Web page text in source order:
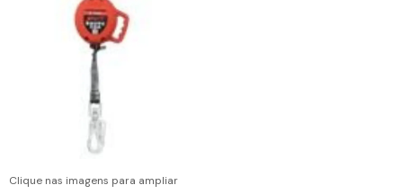
Clique nas imagens para ampliar